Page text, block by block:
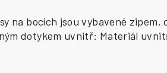
na bocích jsou vybavené
dotykem uvnitř: Materiál